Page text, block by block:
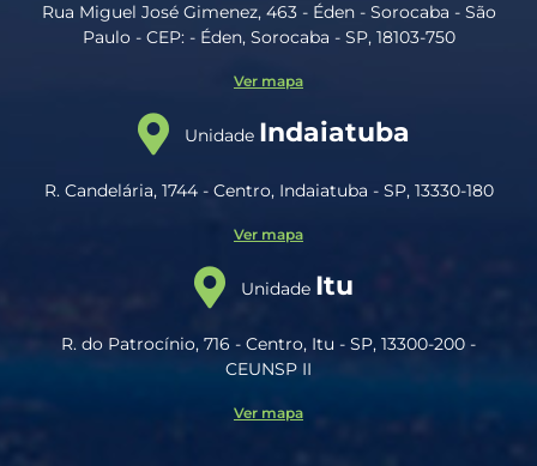
Rua Miguel José Gimenez, 463 - Éden - Sorocaba - São
Paulo - CEP: - Éden, Sorocaba - SP, 18103-750
Ver mapa
Unidade Indaiatuba
R. Candelária, 1744 - Centro, Indaiatuba - SP, 13330-180
Ver mapa
Unidade Itu
R. do Patrocínio, 716 - Centro, Itu - SP, 13300-200 -
CEUNSP II
Ver mapa